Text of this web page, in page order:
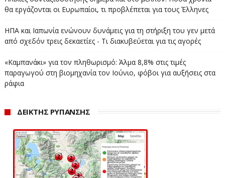
ζωής, της περιουσίας και του φυσικού περιβάλλοντος».
www.ertnews.gr
θα εργάζονται οι Ευρωπαίοι, τι προβλέπεται για τους Έλληνες
ΗΠΑ και Ιαπωνία ενώνουν δυνάμεις για τη στήριξη του γεν μετά
από σχεδόν τρεις δεκαετίες - Τι διακυβεύεται για τις αγορές
«Καμπανάκι» για τον πληθωρισμό: Άλμα 8,8% στις τιμές
παραγωγού στη βιομηχανία τον Ιούνιο, φόβοι για αυξήσεις στα
ράφια
ΔΕΙΚΤΗΣ ΡΥΠΑΝΣΗΣ